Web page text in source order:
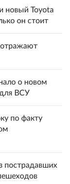
новый Toyota
он стоит
о новом
ВСУ
по факту
пострадавших